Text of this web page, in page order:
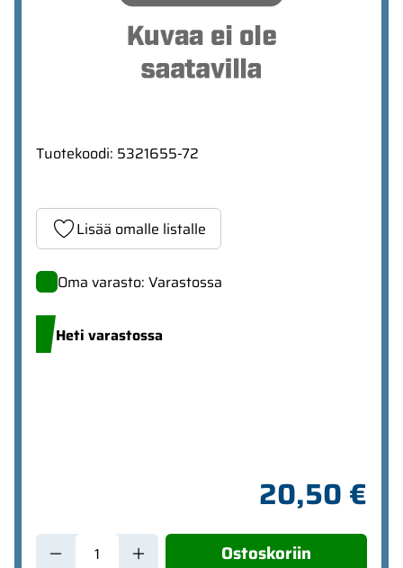
Tuotekoodi: 5321655-72
Lisää omalle listalle
Oma varasto: Varastossa
Heti varastossa
20,50 €
Ostoskoriin